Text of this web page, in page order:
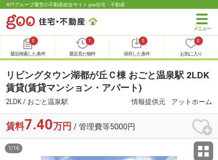
NTTグループ運営の不動産総合サイト goo住宅・不動産
0
最近検索した条件
1
最近見た物件
0
保存した条件
0
お気に入り
リビングタウン湖都が丘Ｃ棟 おごと温泉駅 2LDK
賃貸(賃貸マンション・アパート)
2LDK / おごと温泉駅 情報提供元 アットホーム
賃料7.40万円 / 管理費等5000円
1 /16